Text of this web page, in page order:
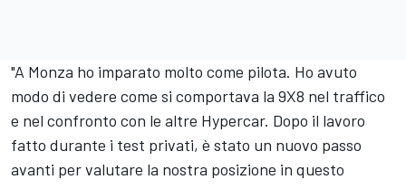
"A Monza ho imparato molto come pilota. Ho avuto
modo di vedere come si comportava la 9X8 nel traffico
e nel confronto con le altre Hypercar. Dopo il lavoro
fatto durante i test privati, è stato un nuovo passo
avanti per valutare la nostra posizione in questo